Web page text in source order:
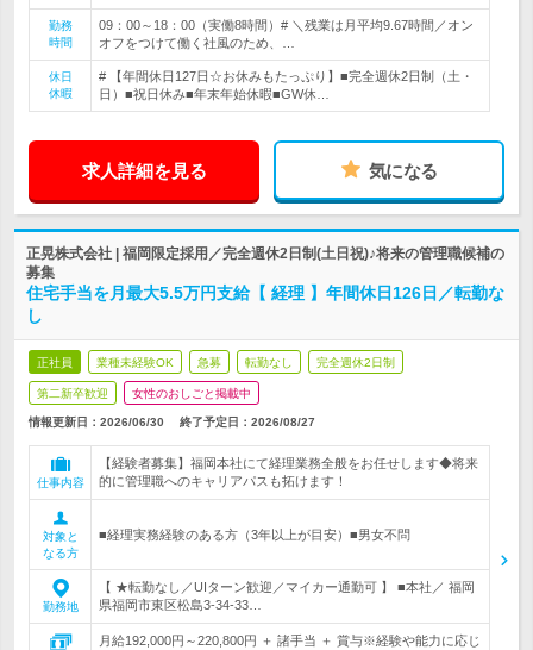
勤務
時間
09：00～18：00（実働8時間）# ＼残業は月平均9.67時間／オン
オフをつけて働く社風のため、…
休日
休暇
# 【年間休日127日☆お休みもたっぷり】■完全週休2日制（土・
日）■祝日休み■年末年始休暇■GW休…
求人詳細を見る 気になる
正晃株式会社 | 福岡限定採用／完全週休2日制(土日祝)♪将来の管理職候補の
募集
住宅手当を月最大5.5万円支給【 経理 】年間休日126日／転勤な
し
正社員 業種未経験OK 急募 転勤なし 完全週休2日制
第二新卒歓迎 女性のおしごと掲載中
情報更新日：2026/06/30 終了予定日： 2026/08/27
仕事内容
【経験者募集】福岡本社にて経理業務全般をお任せします◆将来
的に管理職へのキャリアパスも拓けます！
対象と
なる方
■経理実務経験のある方（3年以上が目安）■男女不問
勤務地
【 ★転勤なし／UIターン歓迎／マイカー通勤可 】 ■本社／ 福岡
県福岡市東区松島3-34-33…
月給192,000円～220,800円 ＋ 諸手当 ＋ 賞与※経験や能力に応じ